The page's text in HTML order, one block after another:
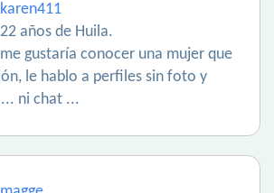
karen411
22 años de Huila.
me gustaría conocer una mujer que
le hablo a perfiles sin foto y
ni chat ...